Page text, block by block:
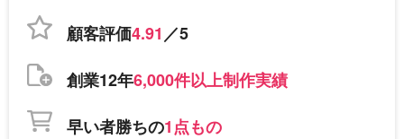
顧客評価4.91／5
創業12年6,000件以上制作実績
早い者勝ちの1点もの